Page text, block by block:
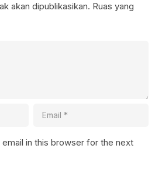
akan dipublikasikan. Ruas yang
email in this browser for the next